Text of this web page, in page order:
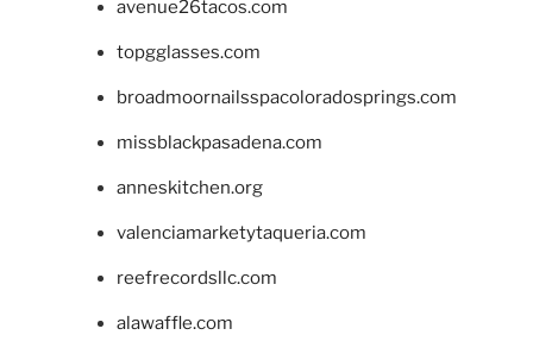
avenue26tacos.com
topgglasses.com
broadmoornailsspacoloradosprings.com
missblackpasadena.com
anneskitchen.org
valenciamarketytaqueria.com
reefrecordsllc.com
alawaffle.com